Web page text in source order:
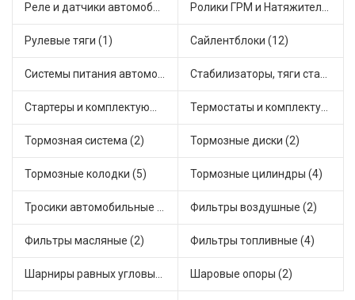
Реле и датчики автомобильные (17) Ролики ГРМ и Натяжители (1)
Рулевые тяги (1) Сайлентблоки (12)
Системы питания автомобиля (1) Стабилизаторы, тяги стабилизатора, стойки стабилиз (5)
Стартеры и комплектующие (1) Термостаты и комплектующие системы охлаждения (2)
Тормозная система (2) Тормозные диски (2)
Тормозные колодки (5) Тормозные цилиндры (4)
Тросики автомобильные (2) Фильтры воздушные (2)
Фильтры масляные (2) Фильтры топливные (4)
Шарниры равных угловых скоростей, приводные валы (3) Шаровые опоры (2)